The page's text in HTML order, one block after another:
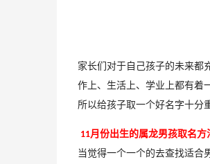
家长们对于自己孩子的未来都
作上、生活上、学业上都有着
所以给孩子取一个好名字十分
11月份出生的属龙男孩取名方
当觉得一个一个的去查找适合